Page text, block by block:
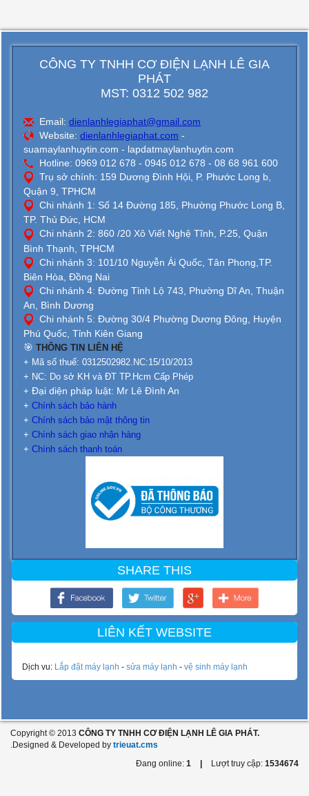
CÔNG TY TNHH CƠ ĐIỆN LẠNH LÊ GIA
PHÁT
MST: 0312 502 982
Email: dienlanhlegiaphat@gmail.com
Website: dienlanhlegiaphat.com -
suamaylanhuytin.com - lapdatmaylanhuytin.com
Hotline: 0969 012 678 - 0945 012 678 - 08 68 961 600
Trụ sở chính: 159 Dương Đình Hội, P. Phước Long b,
Quận 9, TPHCM
Chi nhánh 1: Số 14 Đường 185, Phường Phước Long B,
TP. Thủ Đức, HCM
Chi nhánh 2: 860 /20 Xô Viết Nghệ Tĩnh, P.25, Quận
Bình Thạnh, TPHCM
Chi nhánh 3: 101/10 Nguyễn Ái Quốc, Tân Phong,TP.
Biên Hòa, Đồng Nai
Chi nhánh 4: Đường Tỉnh Lộ 743, Phường Dĩ An, Thuận
An, Bình Dương
Chi nhánh 5: Đường 30/4 Phường Dương Đông, Huyện
Phú Quốc, Tỉnh Kiên Giang
🎯 THÔNG TIN LIÊN HỆ
+ Mã số thuế: 0312502982.NC:15/10/2013
+ NC: Do sở KH và ĐT TP.Hcm Cấp Phép
+ Đại diện pháp luật: Mr Lê Đình An
+ Chính sách bảo hành
+ Chính sách bảo mật thông tin
+ Chính sách giao nhận hàng
+ Chính sách thanh toán
SHARE THIS
LIÊN KẾT WEBSITE
Dịch vu: Lắp đặt máy lạnh - sửa máy lạnh - vệ sinh máy lạnh
Copyright © 2013 CÔNG TY TNHH CƠ ĐIỆN LẠNH LÊ GIA PHÁT.
.Designed & Developed by trieuat.cms
Đang online: 1 Lượt truy cập: 1534674